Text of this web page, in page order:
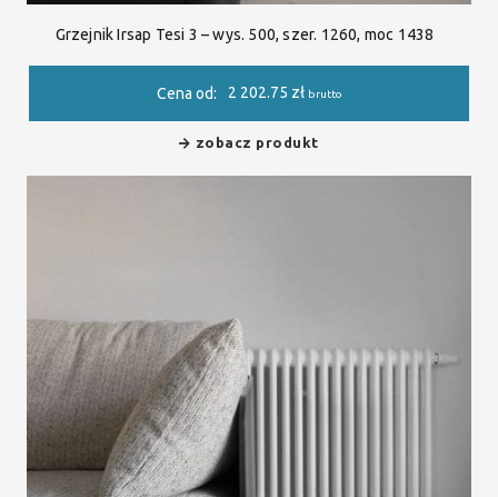
Grzejnik Irsap Tesi 3 – wys. 500, szer. 1260, moc 1438
Cena od: 2 202.75 zł brutto
zobacz produkt